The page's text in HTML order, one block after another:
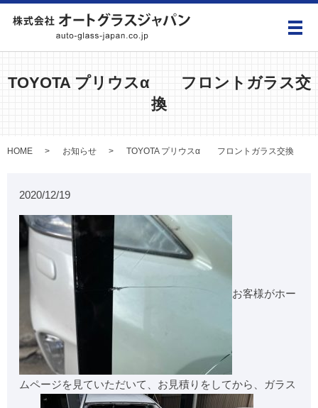
メ
TOYOTA プリウスα フロントガラス交
換
HOME お知らせ TOYOTA プリウスα フロントガラス交換
2020/12/19
お客様がホー
ムページを見ていただいて、お見積りをしてから、ガラス